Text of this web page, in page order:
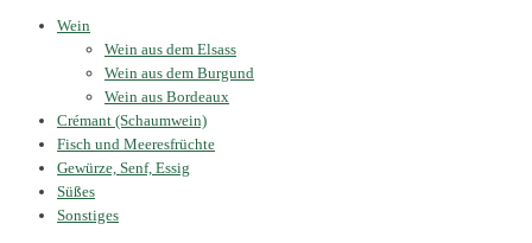
Wein
Wein aus dem Elsass
Wein aus dem Burgund
Wein aus Bordeaux
Crémant (Schaumwein)
Fisch und Meeresfrüchte
Gewürze, Senf, Essig
Süßes
Sonstiges